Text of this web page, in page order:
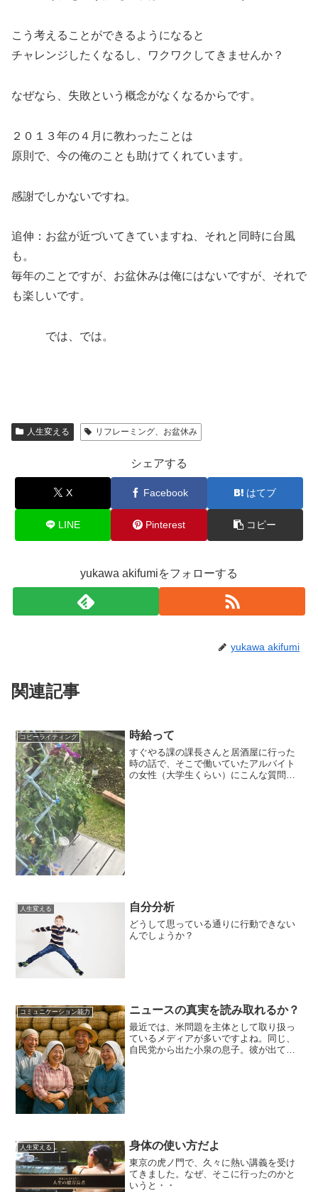
こう考えることができるようになると
チャレンジしたくなるし、ワクワクしてきませんか？
なぜなら、失敗という概念がなくなるからです。
２０１３年の４月に教わったことは
原則で、今の俺のことも助けてくれています。
感謝でしかないですね。
追伸：お盆が近づいてきていますね、それと同時に台風
も。
毎年のことですが、お盆休みは俺にはないですが、それで
も楽しいです。
では、では。
人生変える リフレーミング、お盆休み
シェアする
X Facebook はてブ
LINE Pinterest コピー
yukawa akifumiをフォローする
yukawa akifumi
関連記事
コピーライティング 時給って
すぐやる課の課長さんと居酒屋に行った
時の話で、そこで働いていたアルバイト
の女性（大学生くらい）にこんな質問を
人生変える 自分分析
どうして思っている通りに行動できない
んでしょうか？
コミュニケーション能力 ニュースの真実を読み取れるか？
最近では、米問題を主体として取り扱っ
ているメディアが多いですよね。同じ、
自民党から出た小泉の息子。彼が出てき
人生変える 身体の使い方だよ
東京の虎ノ門で、久々に熱い講義を受け
てきました。なぜ、そこに行ったのかと
いうと・・